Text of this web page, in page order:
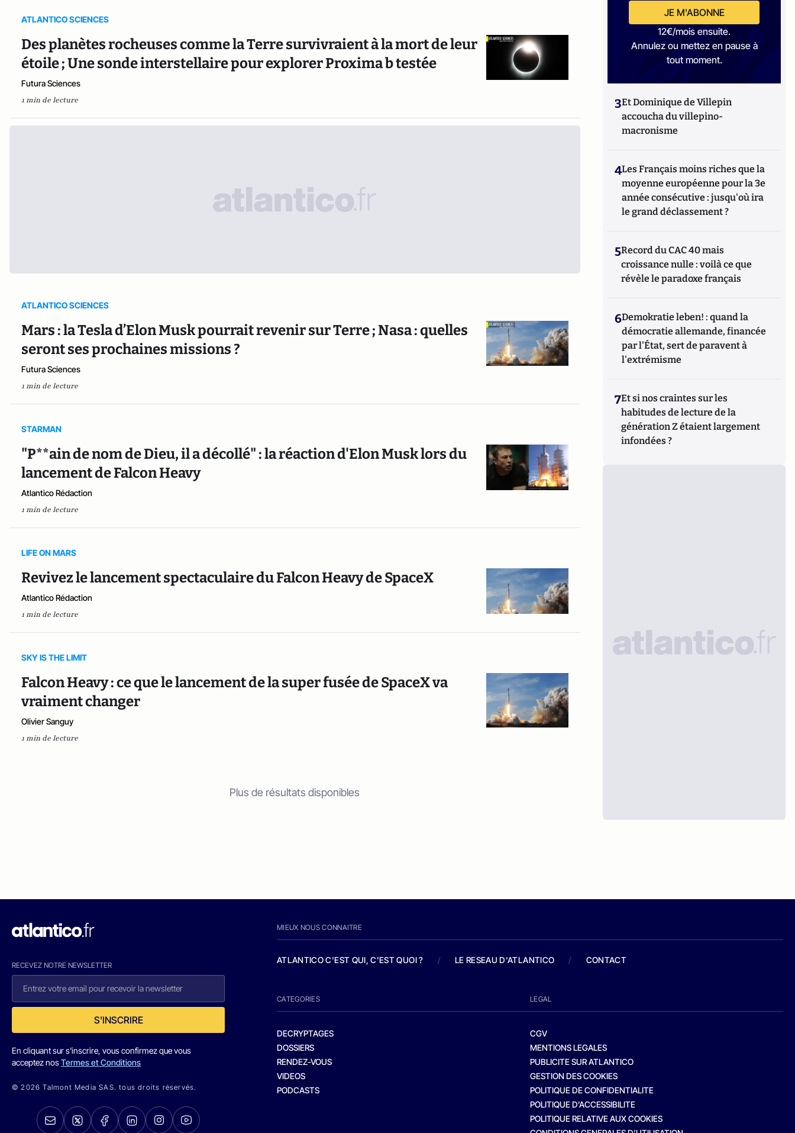
ATLANTICO SCIENCES
Des planètes rocheuses comme la Terre survivraient à la mort de leur
étoile ; Une sonde interstellaire pour explorer Proxima b testée
Futura Sciences
1 min de lecture
ATLANTICO SCIENCES
Mars : la Tesla d’Elon Musk pourrait revenir sur Terre ; Nasa : quelles
seront ses prochaines missions ?
Futura Sciences
1 min de lecture
STARMAN
"P**ain de nom de Dieu, il a décollé" : la réaction d'Elon Musk lors du
lancement de Falcon Heavy
Atlantico Rédaction
1 min de lecture
LIFE ON MARS
Revivez le lancement spectaculaire du Falcon Heavy de SpaceX
Atlantico Rédaction
1 min de lecture
SKY IS THE LIMIT
Falcon Heavy : ce que le lancement de la super fusée de SpaceX va
vraiment changer
Olivier Sanguy
1 min de lecture
Plus de résultats disponibles
JE M'ABONNE
12€/mois ensuite.
Annulez ou mettez en pause à
tout moment.
3Et Dominique de Villepin
accoucha du villepino-
macronisme
4Les Français moins riches que la
moyenne européenne pour la 3e
année consécutive : jusqu'où ira
le grand déclassement ?
5Record du CAC 40 mais
croissance nulle : voilà ce que
révèle le paradoxe français
6Demokratie leben! : quand la
démocratie allemande, financée
par l'État, sert de paravent à
l'extrémisme
7Et si nos craintes sur les
habitudes de lecture de la
génération Z étaient largement
infondées ?
RECEVEZ NOTRE NEWSLETTER
S'INSCRIRE
En cliquant sur s'inscrire, vous confirmez que vous
acceptez nosTermes et Conditions
© 2026 Talmont Media SAS. tous droits réservés.
MIEUX NOUS CONNAITRE
ATLANTICO C'EST QUI, C'EST QUOI ? / LE RESEAU D'ATLANTICO / CONTACT
CATEGORIES
DECRYPTAGES
DOSSIERS
RENDEZ-VOUS
VIDEOS
PODCASTS
LEGAL
CGV
MENTIONS LEGALES
PUBLICITE SUR ATLANTICO
GESTION DES COOKIES
POLITIQUE DE CONFIDENTIALITE
POLITIQUE D’ACCESSIBILITE
POLITIQUE RELATIVE AUX COOKIES